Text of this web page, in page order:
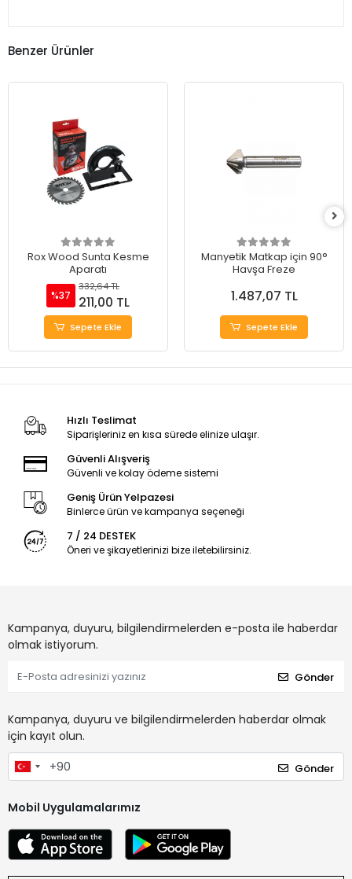
Benzer Ürünler
Rox Wood Sunta Kesme
Aparatı
%37
332,64 TL
211,00 TL
Sepete Ekle
Manyetik Matkap için 90°
Havşa Freze
1.487,07 TL
Sepete Ekle
Hızlı Teslimat
Siparişleriniz en kısa sürede elinize ulaşır.
Güvenli Alışveriş
Güvenli ve kolay ödeme sistemi
Geniş Ürün Yelpazesi
Binlerce ürün ve kampanya seçeneği
7 / 24 DESTEK
Öneri ve şikayetlerinizi bize iletebilirsiniz.
Kampanya, duyuru, bilgilendirmelerden e-posta ile haberdar
olmak istiyorum.
Gönder
Kampanya, duyuru ve bilgilendirmelerden haberdar olmak
için kayıt olun.
Gönder
Mobil Uygulamalarımız